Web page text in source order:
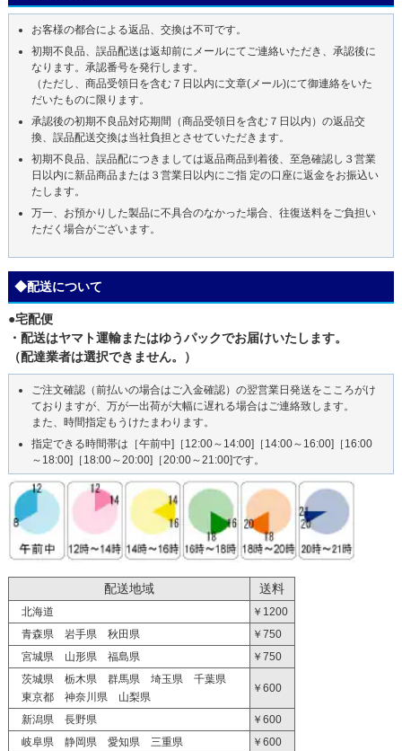
お客様の都合による返品、交換は不可です。
初期不良品、誤品配送は返却前にメールにてご連絡いただき、承認後に
なります。承認番号を発行します。
（ただし、商品受領日を含む７日以内に文章(メール)にて御連絡をいた
だいたものに限ります。
承認後の初期不良品対応期間（商品受領日を含む７日以内）の返品交
換、誤品配送交換は当社負担とさせていただきます。
初期不良品、誤品配につきましては返品商品到着後、至急確認し３営業
日以内に新品商品または３営業日以内にご指 定の口座に返金をお振込い
たします。
万一、お預かりした製品に不具合のなかった場合、往復送料をご負担い
ただく場合がございます。
◆配送について
●宅配便
・配送はヤマト運輸またはゆうパックでお届けいたします。
（配達業者は選択できません。）
ご注文確認（前払いの場合はご入金確認）の翌営業日発送をこころがけ
ておりますが、万が一出荷が大幅に遅れる場合はご連絡致します。
また、時間指定もうけたまわります。
指定できる時間帯は［午前中]［12:00～14:00]［14:00～16:00]［16:00
～18:00]［18:00～20:00]［20:00～21:00]です。
配送地域 送料
北海道
￥1200
青森県 岩手県 秋田県
￥750
宮城県 山形県 福島県
￥750
茨城県 栃木県 群馬県 埼玉県 千葉県
東京都 神奈川県 山梨県
￥600
新潟県 長野県
￥600
岐阜県 静岡県 愛知県 三重県
￥600